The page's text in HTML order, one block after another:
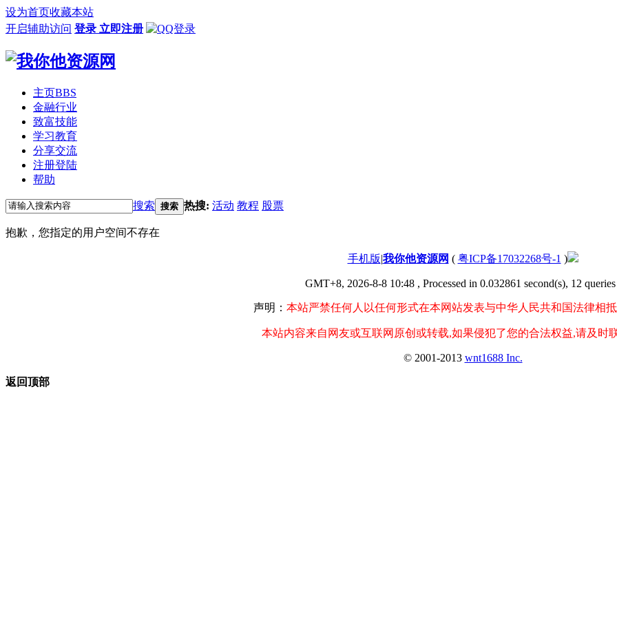
设为首页收藏本站
开启辅助访问 登录 立即注册
主页BBS
金融行业
致富技能
学习教育
分享交流
注册登陆
帮助
搜索 搜索 热搜: 活动 教程 股票
抱歉，您指定的用户空间不存在
手机版|我你他资源网 ( 粤ICP备17032268号-1 )
GMT+8, 2026-8-8 10:48, Processed in 0.032861 second(s), 12 queries
声明： 本站严禁任何人以任何形式在本网站发表与中华人民共和国法律相抵
本站内容来自网友或互联网原创或转载,如果侵犯了您的合法权益,请及时
© 2001-2013 wnt1688 Inc.
返回顶部